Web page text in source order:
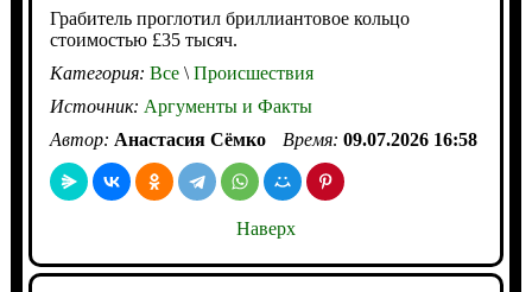
Грабитель проглотил бриллиантовое кольцо
стоимостью £35 тысяч.
Категория: Все\Происшествия
Источник: Аргументы и Факты
Автор: Анастасия Сёмко Время: 09.07.2026 16:58
Наверх